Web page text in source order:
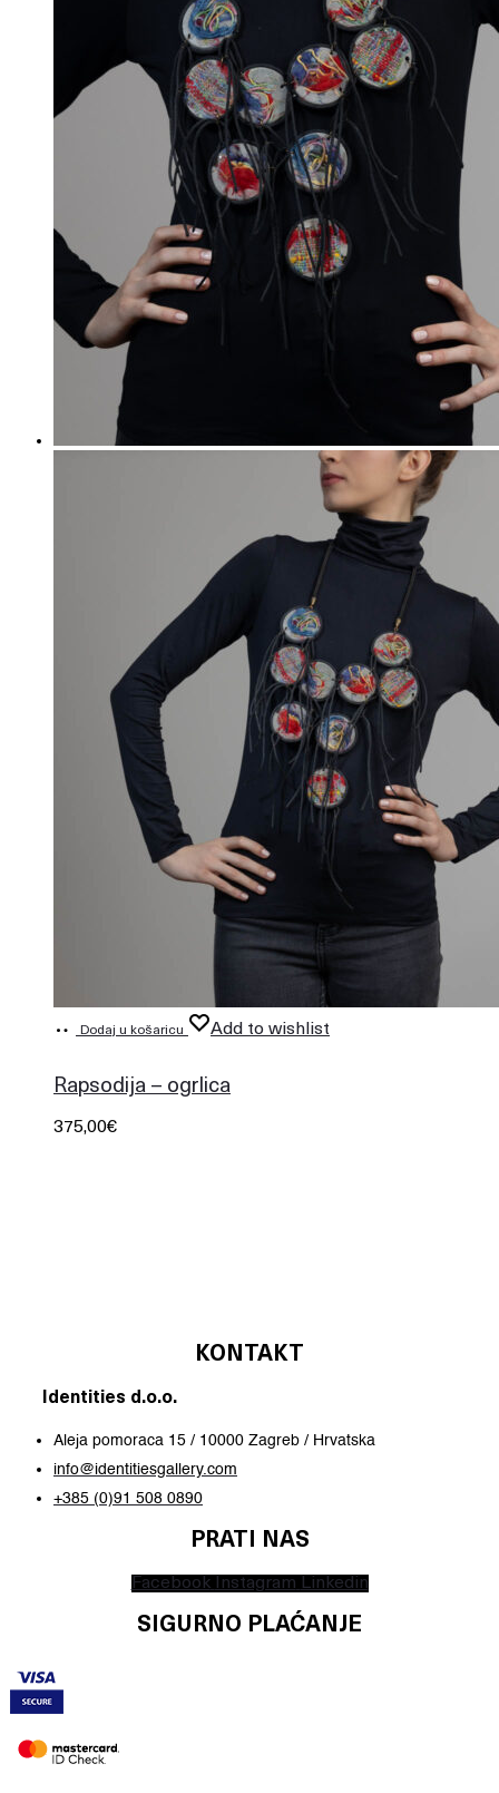
Dodaj u košaricu Add to wishlist
Rapsodija – ogrlica
375,00€
KONTAKT
Identities d.o.o.
Aleja pomoraca 15 / 10000 Zagreb / Hrvatska
info@identitiesgallery.com
+385 (0)91 508 0890
PRATI NAS
Facebook Instagram Linkedin
SIGURNO PLAĆANJE